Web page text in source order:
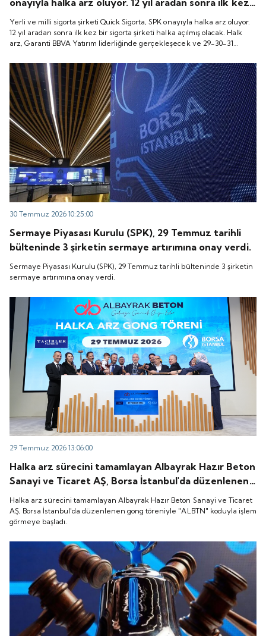
bir sigorta şirketi halka açılmış olacak. Halk arz,
Garanti BBVA Yatırım liderliğinde gerçekleşecek ve
29-30-31 Temmuz 2026 tarihlerinde talep
ile Quick Sigorta işlem görmeye başlayacak.
Yerli ve milli sigorta şirketi Quick Sigorta, SPK onayıyla halka arz oluyor.
12 yıl aradan sonra ilk kez bir sigorta şirketi halka açılmış olacak. Halk
arz, Garanti BBVA Yatırım liderliğinde gerçekleşecek ve 29-30-31
“Gong Töreni” ile Quick Sigorta işlem görmeye başlayacak.
30 Temmuz 2026 10:25:00
Sermaye Piyasası Kurulu (SPK), 29 Temmuz tarihli
bülteninde 3 şirketin sermaye artırımına onay verdi.
Sermaye Piyasası Kurulu (SPK), 29 Temmuz tarihli bülteninde 3 şirketin
sermaye artırımına onay verdi.
29 Temmuz 2026 13:06:00
Halka arz sürecini tamamlayan Albayrak Hazır Beton
Sanayi ve Ticaret AŞ, Borsa İstanbul'da düzenlenen
gong töreniyle "ALBTN" koduyla işlem görmeye
başladı.
Halka arz sürecini tamamlayan Albayrak Hazır Beton Sanayi ve Ticaret
AŞ, Borsa İstanbul'da düzenlenen gong töreniyle "ALBTN" koduyla işlem
görmeye başladı.